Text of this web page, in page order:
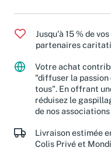
Jusqu'à 15 % de
partenaires
Votre achat
"diffuser la passion
tous". En offrant
réduisez le
de nos
Livraison estimée
Colis Privé et